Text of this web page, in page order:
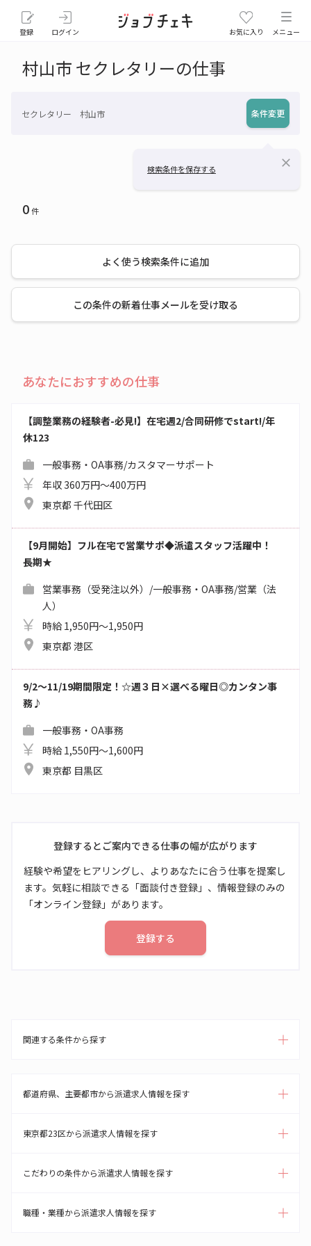
登録 ログイン お気に入り メニュー
村山市 セクレタリーの仕事
セクレタリー 村山市 条件変更
検索条件を保存する close
0件
よく使う検索条件に追加
この条件の新着仕事メールを受け取る
あなたにおすすめの仕事
【調整業務の経験者-必見!】在宅週2/合同研修でstart!/年
休123
一般事務・OA事務/カスタマーサポート
年収 360万円～400万円
東京都 千代田区
【9月開始】フル在宅で営業サポ◆派遣スタッフ活躍中！
長期★
営業事務（受発注以外）/一般事務・OA事務/営業（法
人）
時給 1,950円～1,950円
東京都 港区
9/2～11/19期間限定！☆週３日×選べる曜日◎カンタン事
務♪
一般事務・OA事務
時給 1,550円～1,600円
東京都 目黒区
登録するとご案内できる仕事の幅が広がります
経験や希望をヒアリングし、よりあなたに合う仕事を提案し
ます。気軽に相談できる「面談付き登録」、情報登録のみの
「オンライン登録」があります。
登録する
関連する条件から探す
都道府県、主要都市から派遣求人情報を探す
東京都23区から派遣求人情報を探す
こだわりの条件から派遣求人情報を探す
職種・業種から派遣求人情報を探す